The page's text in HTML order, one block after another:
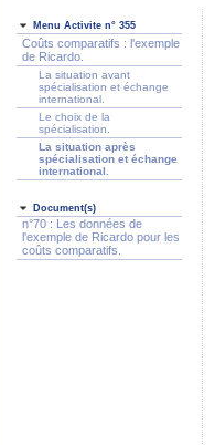
Menu Activite n° 355
Coûts comparatifs : l'exemple
de Ricardo.
La situation avant
spécialisation et échange
international.
Le choix de la
spécialisation.
La situation après
spécialisation et échange
international.
Document(s)
n°70 : Les données de
l'exemple de Ricardo pour les
coûts comparatifs.